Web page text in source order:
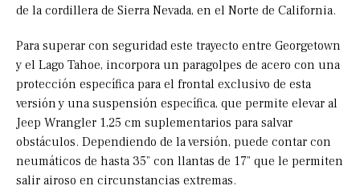
de la cordillera de Sierra Nevada, en el Norte de California.
Para superar con seguridad este trayecto entre Georgetown
y el Lago Tahoe, incorpora un paragolpes de acero con una
protección específica para el frontal exclusivo de esta
versión y una suspensión específica, que permite elevar al
Jeep Wrangler 1,25 cm suplementarios para salvar
obstáculos. Dependiendo de la versión, puede contar con
neumáticos de hasta 35” con llantas de 17” que le permiten
salir airoso en circunstancias extremas.